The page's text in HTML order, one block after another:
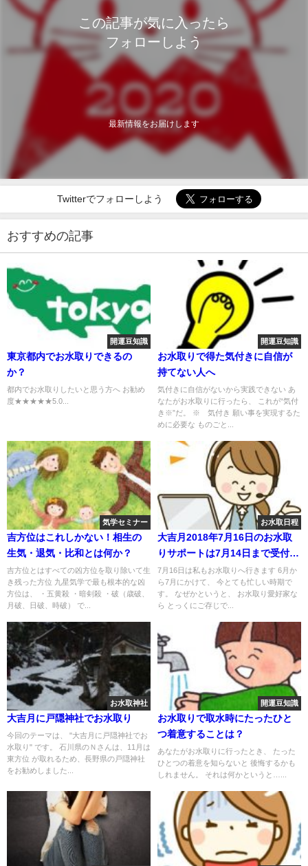
この記事が気に入ったら
フォローしよう
最新情報をお届けします
Twitterでフォローしよう
おすすめの記事
開運豆知識
東京都内でお水取りできるの
か？
都内でお水取りしたいと思う方へ お勧め
度★★★★★5.0...
開運豆知識
お水取りで得た気付きに自信が
持てない人へ
気付きに自信がないから実践できない あ
なたがお水取りに行ったら、 これが“気付
き※”だ。 ※ 気付き 願い事を実現するた
めに必要な ものごと...
気学セミナー
吉方位はこれしかない！相生の
生気・退気・比和とは何か？
吉方位とはすべての凶方位を取り除いて生
き残った方位 九星気学で最も根本的な凶
方位は、 ・五黄殺 ・暗剣殺 ・破（歳破、
月破、日破、時破） で...
お水取日程
大吉月2018年7月16日のお水取
りサポートは7月14日まで受付
中！
7月16日は私もお水取りへ行きます 6月か
ら7月にかけて、 今とても忙しい時期で
す。 なぜかというと、 お水取り愛好家な
ら とっくにご存じで...
お水取神社
大吉月に戸隠神社でお水取り
今回のテーマは、 "大吉月に戸隠神社でお
水取り" です。 石川県のＮさんは、11月は
東方位 が取れるため、長野県の戸隠神社
をお勧めしました...
開運豆知識
お水取りで取水時にたったひと
つ着意することは？
あなたがお水取りに行ったとき、 たった
ひとつの着意を知らないと 後悔するかも
しれません。 それは何かというと…...